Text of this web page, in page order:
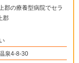
郡
泉4-8-30